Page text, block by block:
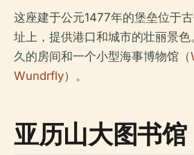
这座建于公元1477年的堡垒位于
址上，提供港口和城市的壮丽景
久的房间和一个小型海事博物馆（
Wundrfly）。
亚历山大图书馆